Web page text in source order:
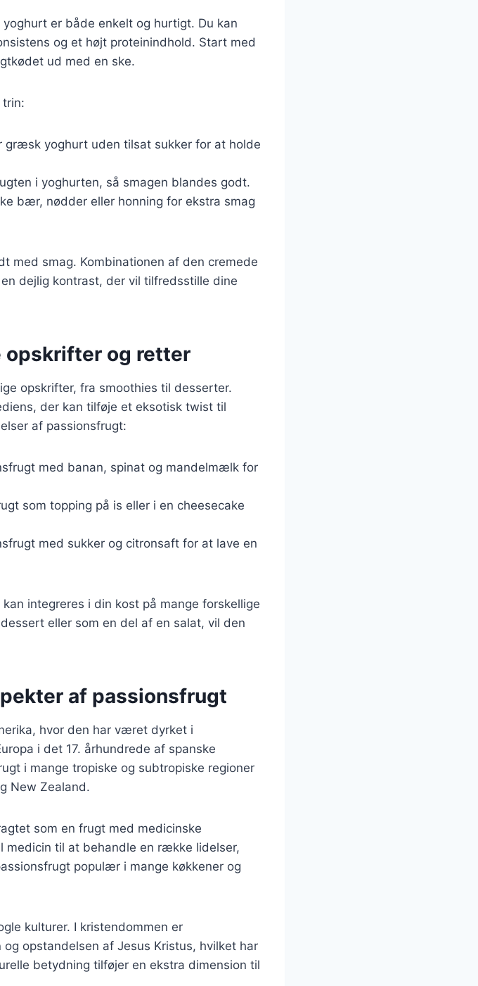
er både enkelt og hurtigt. Du kan
og et højt proteinindhold. Start med
ud med en ske.
græsk yoghurt uden tilsat sukker for at holde
i yoghurten, så smagen blandes godt.
bær, nødder eller honning for ekstra smag
med smag. Kombinationen af den cremede
dejlig kontrast, der vil tilfredsstille dine
opskrifter og retter
opskrifter, fra smoothies til desserter.
der kan tilføje et eksotisk twist til
af passionsfrugt:
med banan, spinat og mandelmælk for
som topping på is eller i en cheesecake
med sukker og citronsaft for at lave en
integreres i din kost på mange forskellige
eller som en del af en salat, vil den
af passionsfrugt
hvor den har været dyrket i
i det 17. århundrede af spanske
i mange tropiske og subtropiske regioner
New Zealand.
som en frugt med medicinske
til at behandle en række lidelser,
populær i mange køkkener og
kulturer. I kristendommen er
opstandelsen af Jesus Kristus, hvilket har
betydning tilføjer en ekstra dimension til